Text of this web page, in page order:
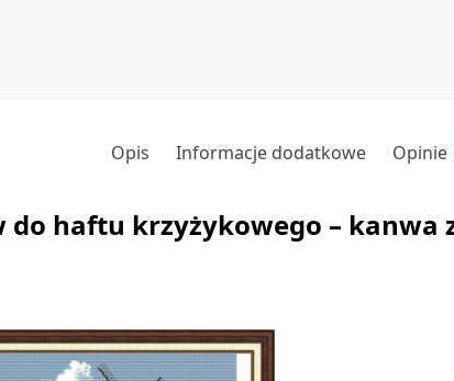
Opis Informacje dodatkowe Opinie
do haftu krzyżykowego – kanwa